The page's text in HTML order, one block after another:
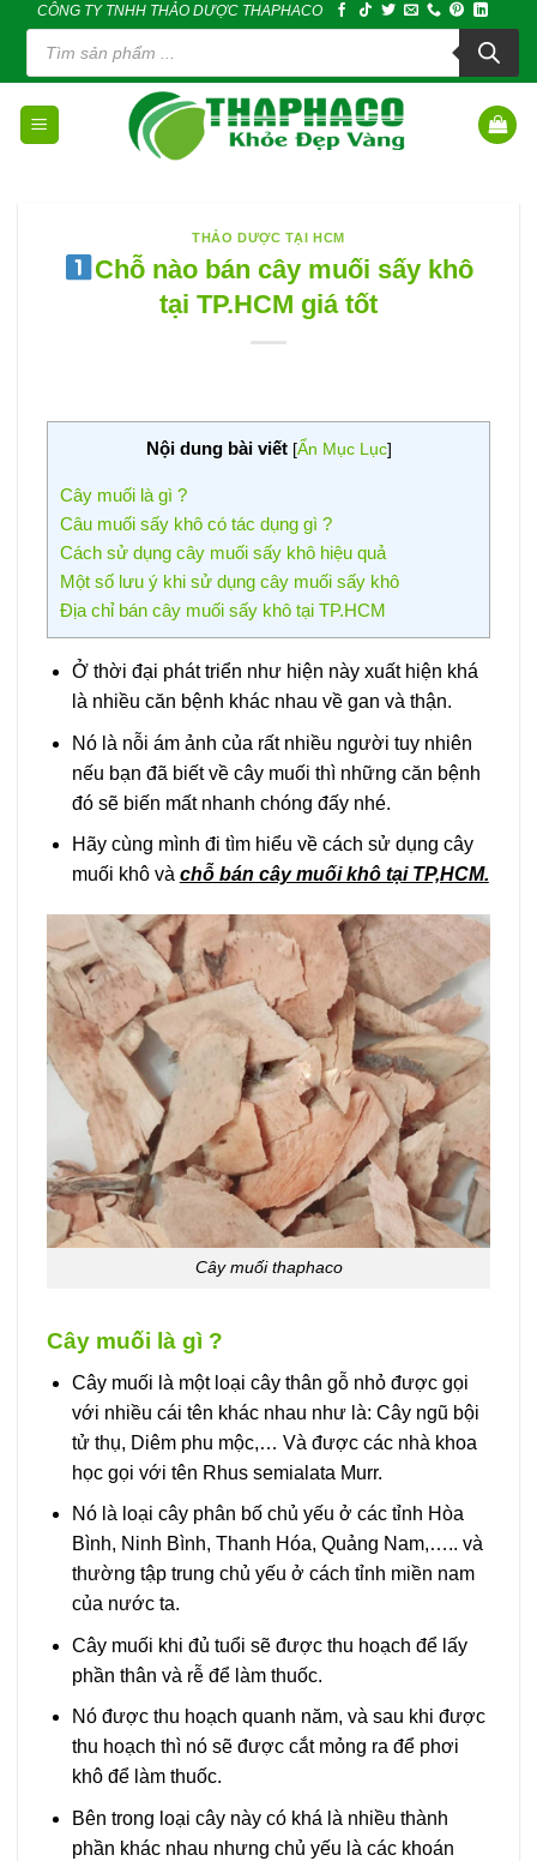
content
CÔNG TY TNHH THẢO DƯỢC THAPHACO
Tìm
kiếm
phẩm
THẢO DƯỢC TẠI HCM
Chỗ nào bán cây muối sấy khô
tại TP.HCM giá tốt
Nội dung bài viết [Ẩn Mục Lục]
Cây muối là gì ?
Câu muối sấy khô có tác dụng gì ?
Cách sử dụng cây muối sấy khô hiệu quả
Một số lưu ý khi sử dụng cây muối sấy khô
Địa chỉ bán cây muối sấy khô tại TP.HCM
Ở thời đại phát triển như hiện này xuất hiện khá
là nhiều căn bệnh khác nhau về gan và thận.
Nó là nỗi ám ảnh của rất nhiều người tuy nhiên
nếu bạn đã biết về cây muối thì những căn bệnh
đó sẽ biến mất nhanh chóng đấy nhé.
Hãy cùng mình đi tìm hiểu về cách sử dụng cây
muối khô và chỗ bán cây muối khô tại TP,HCM.
Cây muối thaphaco
Cây muối là gì ?
Cây muối là một loại cây thân gỗ nhỏ được gọi
với nhiều cái tên khác nhau như là: Cây ngũ bội
tử thụ, Diêm phu mộc,… Và được các nhà khoa
học gọi với tên Rhus semialata Murr.
Nó là loại cây phân bố chủ yếu ở các tỉnh Hòa
Bình, Ninh Bình, Thanh Hóa, Quảng Nam,….. và
thường tập trung chủ yếu ở cách tỉnh miền nam
của nước ta.
Cây muối khi đủ tuổi sẽ được thu hoạch để lấy
phần thân và rễ để làm thuốc.
Nó được thu hoạch quanh năm, và sau khi được
thu hoạch thì nó sẽ được cắt mỏng ra để phơi
khô để làm thuốc.
Bên trong loại cây này có khá là nhiều thành
phần khác nhau nhưng chủ yếu là các khoán